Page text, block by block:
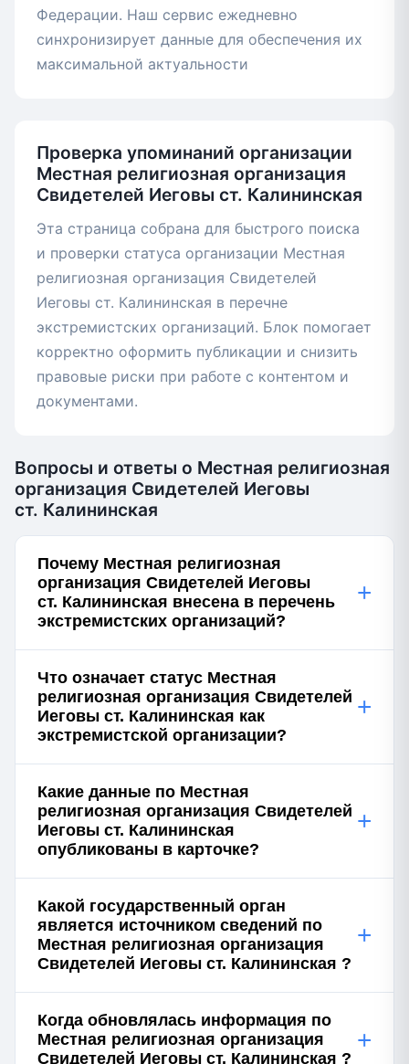
Федерации. Наш сервис ежедневно
синхронизирует данные для обеспечения их
максимальной актуальности
Проверка упоминаний организации
Местная религиозная организация
Свидетелей Иеговы ст. Калининская
Эта страница собрана для быстрого поиска
и проверки статуса организации Местная
религиозная организация Свидетелей
Иеговы ст. Калининская в перечне
экстремистских организаций. Блок помогает
корректно оформить публикации и снизить
правовые риски при работе с контентом и
документами.
Вопросы и ответы о Местная религиозная
организация Свидетелей Иеговы
ст. Калининская
Почему Местная религиозная
организация Свидетелей Иеговы
ст. Калининская внесена в перечень
экстремистских организаций?
+
Что означает статус Местная
религиозная организация Свидетелей
Иеговы ст. Калининская как
экстремистской организации?
+
Какие данные по Местная
религиозная организация Свидетелей
Иеговы ст. Калининская
опубликованы в карточке?
+
Какой государственный орган
является источником сведений по
Местная религиозная организация
Свидетелей Иеговы ст. Калининская ?
+
Когда обновлялась информация по
Местная религиозная организация
Свидетелей Иеговы ст. Калининская ?
+